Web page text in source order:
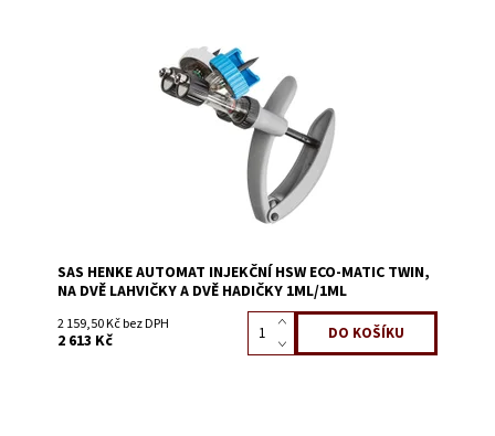
Skladem 2
1445
SAS HENKE AUTOMAT INJEKČNÍ HSW ECO-MATIC TWIN,
NA DVĚ LAHVIČKY A DVĚ HADIČKY 1ML/1ML
2 159,50 Kč bez DPH
2 613 Kč